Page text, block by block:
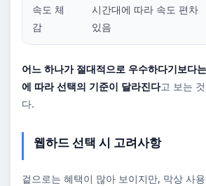
속도 체
감
시간대에 따라 속도 편차
있음
어느 하나가 절대적으로 우수하다기보다
에 따라 선택의 기준이 달라진다고 보는
다.
웹하드 선택 시 고려사항
겉으로는 혜택이 많아 보이지만, 막상 사